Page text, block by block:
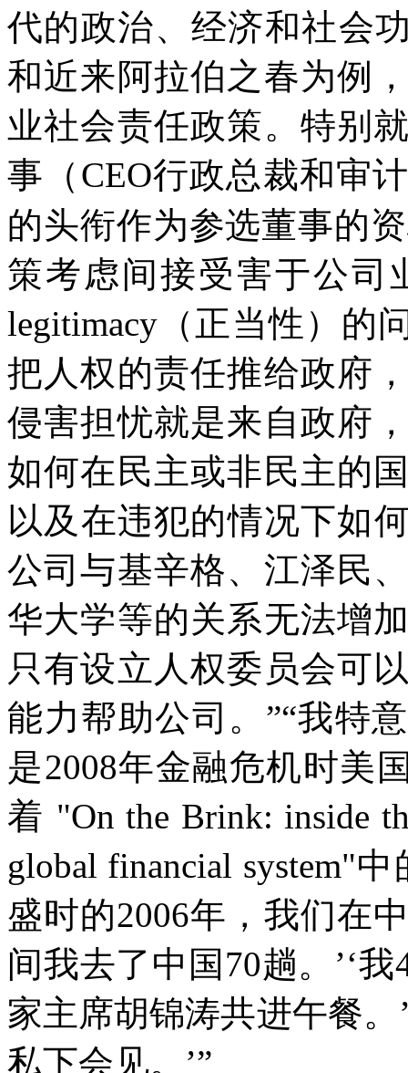
代的政治、经济和社会
和近来阿拉伯之春为例
业社会责任政策。特别
事（ CEO行政总裁和审
的头衔作为参选董事的
策考虑间接受害于公司
legitimacy （正当性）的
把人权的责任推给政府
侵害担忧就是来自政府
如何在民主或非民主的
以及在违犯的情况下如
公司与基辛格、江泽民
华大学等的关系无法增
只有设立人权委员会可
能力帮助公司。 ”“我特
是2008年金融危机时美
着 "On the Brink: inside
global financial system"中
盛时的2006年，我们在
间我去了中国 70趟。 ’‘我
家主席胡锦涛共进午餐。
私下会见。 ’”